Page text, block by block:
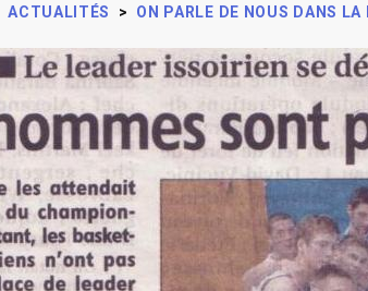
ACTUALITÉS > ON PARLE DE NOUS DANS LA